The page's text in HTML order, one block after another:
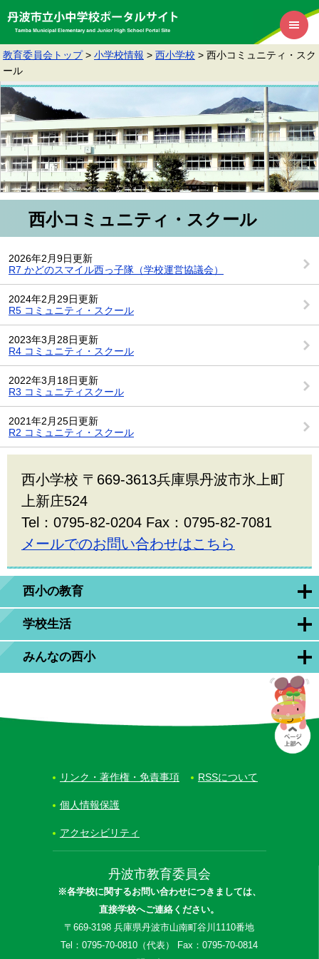
教育委員会トップ > 小学校情報 > 西小学校 > 西小コミュニティ・スク
ール
西小の教育
学校生活
みんなの西小
西小コミュニティ・スクール
2026年2月9日更新
R7 かどのスマイル西っ子隊（学校運営協議会）
2024年2月29日更新
R5 コミュニティ・スクール
2023年3月28日更新
R4 コミュニティ・スクール
2022年3月18日更新
R3 コミュニティスクール
2021年2月25日更新
R2 コミュニティ・スクール
西小学校 〒669-3613兵庫県丹波市氷上町
上新庄524
Tel：0795-82-0204 Fax：0795-82-7081
メールでのお問い合わせはこちら
丹波市教育委員会
※各学校に関するお問い合わせにつきましては、
直接学校へご連絡ください。
〒669-3198 兵庫県丹波市山南町谷川1110番地
Tel：0795-70-0810（代表） Fax：0795-70-0814
リンク・著作権・免責事項 RSSについて
個人情報保護
アクセシビリティ